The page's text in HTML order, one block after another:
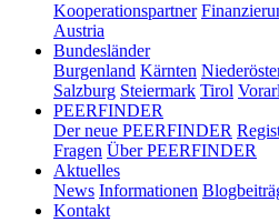
Kooperationspartner
Austria
Bundesländer
Burgenland Kärnten
Salzburg Steiermark Tirol
PEERFINDER
Der neue PEERFINDER
Fragen Über PEERFINDER
Aktuelles
News Informationen
Kontakt